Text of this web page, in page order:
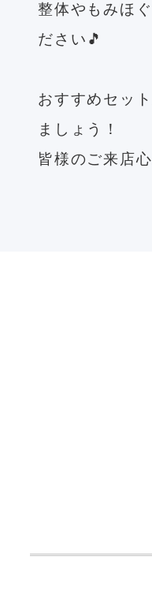
整体やもみほ
ださい🎵
おすすめセッ
ましょう！
皆様のご来店